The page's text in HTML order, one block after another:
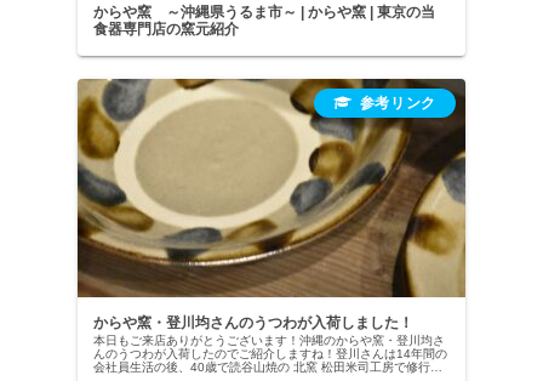
からや窯 ～沖縄県うるま市～ | からや窯 | 東京の当
食器専門店の窯元紹介
からや窯・登川均さんのうつわが入荷しました！
本日もご来店ありがとうございます！沖縄のからや窯・登川均さ
んのうつわが入荷したのでご紹介しますね！登川さんは14年間の
会社員生活の後、40歳で読谷山焼の 北窯 松田米司工房で修行を